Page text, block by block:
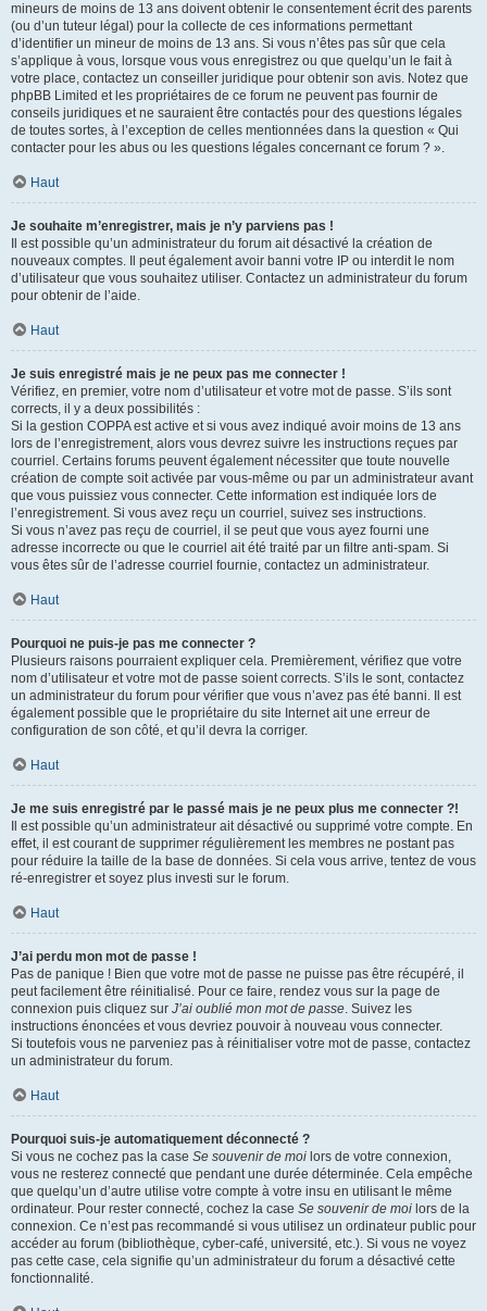
mineurs de moins de 13 ans doivent obtenir le consentement écrit des parents
(ou d’un tuteur légal) pour la collecte de ces informations permettant
d’identifier un mineur de moins de 13 ans. Si vous n’êtes pas sûr que cela
s’applique à vous, lorsque vous vous enregistrez ou que quelqu’un le fait à
votre place, contactez un conseiller juridique pour obtenir son avis. Notez que
phpBB Limited et les propriétaires de ce forum ne peuvent pas fournir de
conseils juridiques et ne sauraient être contactés pour des questions légales
de toutes sortes, à l’exception de celles mentionnées dans la question « Qui
contacter pour les abus ou les questions légales concernant ce forum ? ».
Haut
Je souhaite m’enregistrer, mais je n’y parviens pas !
Il est possible qu’un administrateur du forum ait désactivé la création de
nouveaux comptes. Il peut également avoir banni votre IP ou interdit le nom
d’utilisateur que vous souhaitez utiliser. Contactez un administrateur du forum
pour obtenir de l’aide.
Haut
Je suis enregistré mais je ne peux pas me connecter !
Vérifiez, en premier, votre nom d’utilisateur et votre mot de passe. S’ils sont
corrects, il y a deux possibilités :
Si la gestion COPPA est active et si vous avez indiqué avoir moins de 13 ans
lors de l’enregistrement, alors vous devrez suivre les instructions reçues par
courriel. Certains forums peuvent également nécessiter que toute nouvelle
création de compte soit activée par vous-même ou par un administrateur avant
que vous puissiez vous connecter. Cette information est indiquée lors de
l’enregistrement. Si vous avez reçu un courriel, suivez ses instructions.
Si vous n’avez pas reçu de courriel, il se peut que vous ayez fourni une
adresse incorrecte ou que le courriel ait été traité par un filtre anti-spam. Si
vous êtes sûr de l’adresse courriel fournie, contactez un administrateur.
Haut
Pourquoi ne puis-je pas me connecter ?
Plusieurs raisons pourraient expliquer cela. Premièrement, vérifiez que votre
nom d’utilisateur et votre mot de passe soient corrects. S’ils le sont, contactez
un administrateur du forum pour vérifier que vous n’avez pas été banni. Il est
également possible que le propriétaire du site Internet ait une erreur de
configuration de son côté, et qu’il devra la corriger.
Haut
Je me suis enregistré par le passé mais je ne peux plus me connecter ?!
Il est possible qu’un administrateur ait désactivé ou supprimé votre compte. En
effet, il est courant de supprimer régulièrement les membres ne postant pas
pour réduire la taille de la base de données. Si cela vous arrive, tentez de vous
ré-enregistrer et soyez plus investi sur le forum.
Haut
J’ai perdu mon mot de passe !
Pas de panique ! Bien que votre mot de passe ne puisse pas être récupéré, il
peut facilement être réinitialisé. Pour ce faire, rendez vous sur la page de
connexion puis cliquez sur J’ai oublié mon mot de passe. Suivez les
instructions énoncées et vous devriez pouvoir à nouveau vous connecter.
Si toutefois vous ne parveniez pas à réinitialiser votre mot de passe, contactez
un administrateur du forum.
Haut
Pourquoi suis-je automatiquement déconnecté ?
Si vous ne cochez pas la case Se souvenir de moi lors de votre connexion,
vous ne resterez connecté que pendant une durée déterminée. Cela empêche
que quelqu’un d’autre utilise votre compte à votre insu en utilisant le même
ordinateur. Pour rester connecté, cochez la case Se souvenir de moi lors de la
connexion. Ce n’est pas recommandé si vous utilisez un ordinateur public pour
accéder au forum (bibliothèque, cyber-café, université, etc.). Si vous ne voyez
pas cette case, cela signifie qu’un administrateur du forum a désactivé cette
fonctionnalité.